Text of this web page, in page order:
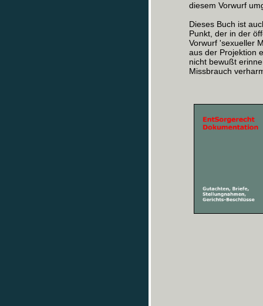
diesem Vorwurf
Dieses Buch ist
Punkt, der in der
Vorwurf 'sexueller
aus der Projektion
nicht bewußt
Missbrauch